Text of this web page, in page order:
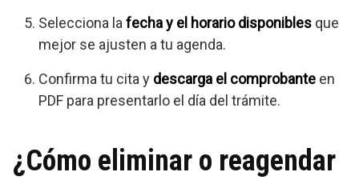
Selecciona la fecha y el horario disponibles que
mejor se ajusten a tu agenda.
Confirma tu cita y descarga el comprobante en
PDF para presentarlo el día del trámite.
¿Cómo eliminar o reagendar